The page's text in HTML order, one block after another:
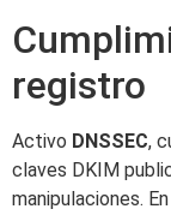
registro
Activo DNSSEC,
claves DKIM
manipulaciones.